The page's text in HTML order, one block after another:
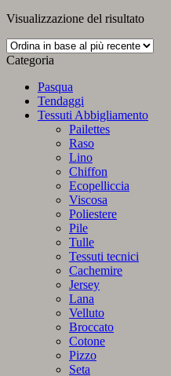
Visualizzazione del risultato
Categoria
Pasqua
Tendaggi
Tessuti Abbigliamento
Pailettes
Raso
Lino
Chiffon
Ecopelliccia
Viscosa
Poliestere
Pile
Tulle
Tessuti tecnici
Cachemire
Jersey
Lana
Velluto
Broccato
Cotone
Pizzo
Seta